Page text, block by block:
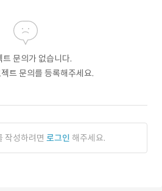
트 문의가 없습니다.
트 문의를 등록해주세요.
작성하려면 로그인 해주세요.